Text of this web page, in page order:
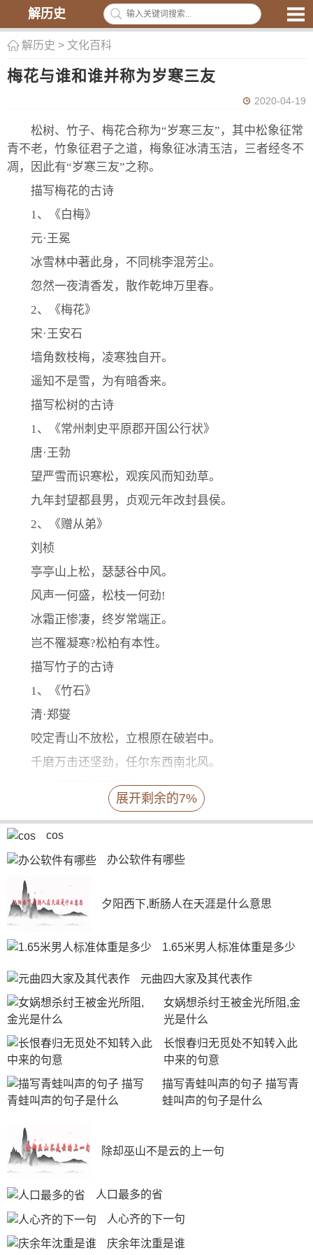
解历史
解历史 > 文化百科
梅花与谁和谁并称为岁寒三友
2020-04-19
松树、竹子、梅花合称为“岁寒三友”，其中松象征常
青不老，竹象征君子之道，梅象征冰清玉洁，三者经冬不
凋，因此有“岁寒三友”之称。
描写梅花的古诗
1、《白梅》
元·王冕
冰雪林中著此身，不同桃李混芳尘。
忽然一夜清香发，散作乾坤万里春。
2、《梅花》
宋·王安石
墙角数枝梅，凌寒独自开。
遥知不是雪，为有暗香来。
描写松树的古诗
1、《常州刺史平原郡开国公行状》
唐·王勃
望严雪而识寒松，观疾风而知劲草。
九年封望都县男，贞观元年改封县侯。
2、《赠从弟》
刘桢
亭亭山上松，瑟瑟谷中风。
风声一何盛，松枝一何劲!
冰霜正惨凄，终岁常端正。
岂不罹凝寒?松柏有本性。
描写竹子的古诗
1、《竹石》
清·郑燮
咬定青山不放松，立根原在破岩中。
千磨万击还坚劲，任尔东西南北风。
2、《题李次云窗竹》
不用裁为鸣凤管，不须截作钓鱼竿。
千花百草凋零后，留向纷纷雪里看。
展开剩余的7%
cos
办公软件有哪些
夕阳西下,断肠人在天涯是什么意思
1.65米男人标准体重是多少
元曲四大家及其代表作
女娲想杀纣王被金光所阻,金
光是什么
长恨春归无觅处不知转入此
中来的句意
描写青蛙叫声的句子 描写青
蛙叫声的句子是什么
除却巫山不是云的上一句
人口最多的省
人心齐的下一句
庆余年沈重是谁